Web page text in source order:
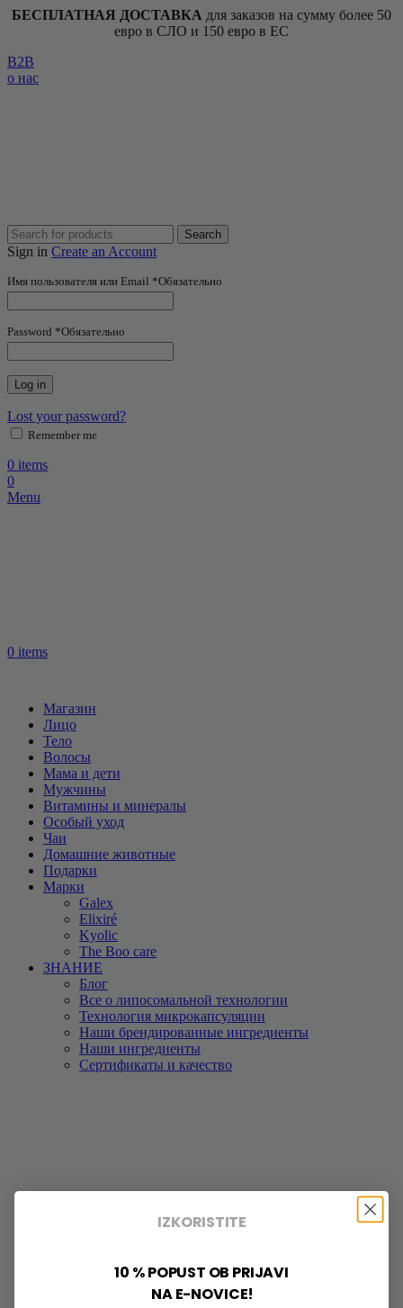
БЕСПЛАТНАЯ ДОСТАВКА для заказов на сумму более 50
евро в СЛО и 150 евро в ЕС
B2B
о нас
Search
Sign in Create an Account
Имя пользователя или Email *Обязательно
Password *Обязательно
Log in
Lost your password?
Remember me
0 items
0
Menu
0 items
Магазин
Лицо
Тело
Волосы
Мама и дети
Мужчины
Витамины и минералы
Особый уход
Чаи
Домашние животные
Подарки
Марки
Galex
Elixiré
Kyolic
The Boo care
ЗНАНИЕ
Блог
Все о липосомальной технологии
Технология микрокапсуляции
Наши брендированные ингредиенты
Наши ингредиенты
Сертификаты и качество
IZKORISTITE
10 % POPUST OB PRIJAVI
NA E-NOVICE!